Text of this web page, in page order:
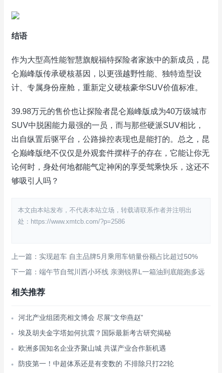
结语
作为大型高性能智慧旗舰福特探险者家族中的新成员，昆
仑巅峰版传承硬核基因，以更强越野性能、独特造型设
计、专属身份座舱，重新定义硬核豪华SUV价值标准。
39.98万元的售价也让探险者昆仑巅峰版成为40万级城市
SUV中脱困能力最强的一员，而与那些硬派SUV相比，
出自纵置后驱平台，公路操控表现也是能打的。总之，昆
仑巅峰版绝不仅仅是外观套件摆样子的存在，它能让你无
论何时，身处何地都能气定神闲的享受驾乘快乐，这还不
够吸引人吗？
本文由本站发布，不代表本站立场，转载请联系作者并注明出
处：https://www.xmtcb.com/?p=2586
上一篇：实现超车 自主品牌5月乘用车销量份额占比超过50%
下一篇：端午节自驾川西小环线 亲测锐界L一箱油到底能跑多远
相关推荐
河北产业组团亮相文博会 尽展“文华燕赵”
埃及胡夫金字塔如何抗震？国际最新考古研究揭秘
欧洲多国知名企业齐聚山城 共谋产业合作新机遇
防疫第一！中超体系还是有变数的 不排除只打22轮